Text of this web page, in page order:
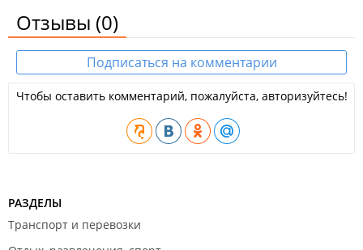
Отзывы (0)
Подписаться на комментарии
Чтобы оставить комментарий, пожалуйста, авторизуйтесь!
РАЗДЕЛЫ
Транспорт и перевозки